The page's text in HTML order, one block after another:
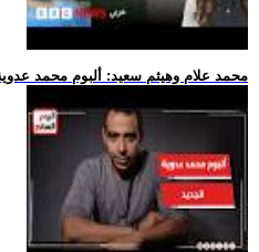
.. محمد علام وهيثم سعيد: ألبوم محمد